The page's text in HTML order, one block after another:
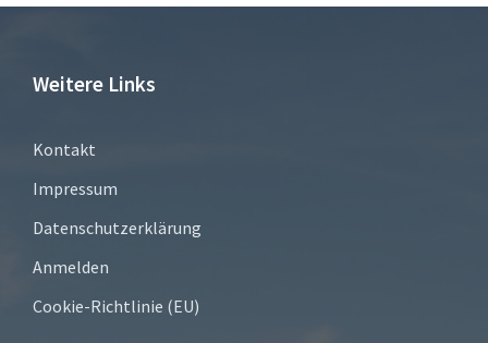
Weitere Links
Kontakt
Impressum
Datenschutzerklärung
Anmelden
Cookie-Richtlinie (EU)